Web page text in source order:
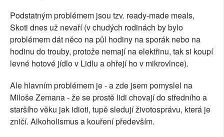
Podstatným problémem jsou tzv. ready-made meals,
Skoti dnes už nevaří (v chudých rodinách by bylo
problémem dát něco na půl hodiny na sporák nebo na
hodinu do trouby, protože nemají na elektřinu, tak si koupí
levné hotové jídlo v Lidlu a ohřejí ho v mikrovlnce).
Ale hlavním problémem je - a zde jsem pomyslel na
Miloše Zemana - že se prostě lidi chovají do středního a
staršího věku jak idioti, tupě sledují životosprávu, která je
zničí. Alkoholismus a kouření především.